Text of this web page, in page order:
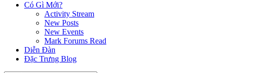
Có Gì Mới?
Activity Stream
New Posts
New Events
Mark Forums Read
Diễn Đàn
Đặc Trưng Blog